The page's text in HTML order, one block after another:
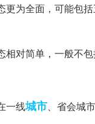
更为全面，可能包
对简单，一般不包
一线城市、省会城